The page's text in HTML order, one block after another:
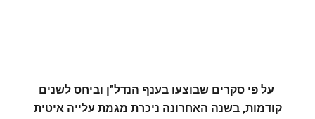
על פי סקרים שבוצעו בענף הנדל"ן וביחס לשנים
קודמות, בשנה האחרונה ניכרת מגמת עלייה איטית